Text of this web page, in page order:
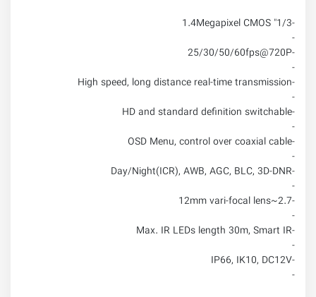
-1/3" 1.4Megapixel CMOS
-
-25/30/50/60fps@720P
-
-High speed, long distance real-time transmission
-
-HD and standard definition switchable
-
-OSD Menu, control over coaxial cable
-
-Day/Night(ICR), AWB, AGC, BLC, 3D-DNR
-
-2.7~12mm vari-focal lens
-
-Max. IR LEDs length 30m, Smart IR
-
-IP66, IK10, DC12V
-